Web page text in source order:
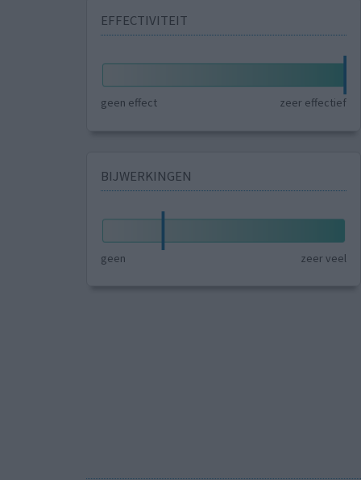
EFFECTIVITEIT
geen effect zeer effectief
BIJWERKINGEN
geen zeer veel